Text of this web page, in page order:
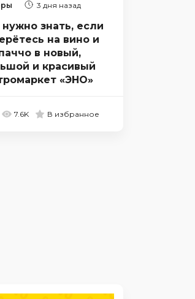
3 дня назад
нужно знать, если
на вино и
в новый,
и красивый
«ЭНО»
7.6K В избранное